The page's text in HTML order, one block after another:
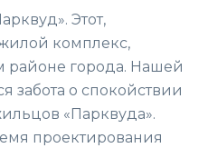
Этот,
комплекс,
районе города. Нашей
забота о спокойствии
«Парквуда».
проектирования